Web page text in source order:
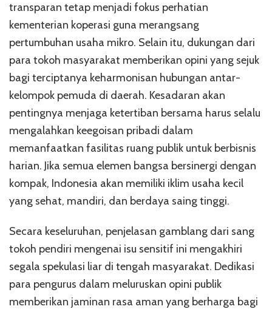
transparan tetap menjadi fokus perhatian
kementerian koperasi guna merangsang
pertumbuhan usaha mikro. Selain itu, dukungan dari
para tokoh masyarakat memberikan opini yang sejuk
bagi terciptanya keharmonisan hubungan antar-
kelompok pemuda di daerah. Kesadaran akan
pentingnya menjaga ketertiban bersama harus selalu
mengalahkan keegoisan pribadi dalam
memanfaatkan fasilitas ruang publik untuk berbisnis
harian. Jika semua elemen bangsa bersinergi dengan
kompak, Indonesia akan memiliki iklim usaha kecil
yang sehat, mandiri, dan berdaya saing tinggi.
Secara keseluruhan, penjelasan gamblang dari sang
tokoh pendiri mengenai isu sensitif ini mengakhiri
segala spekulasi liar di tengah masyarakat. Dedikasi
para pengurus dalam meluruskan opini publik
memberikan jaminan rasa aman yang berharga bagi